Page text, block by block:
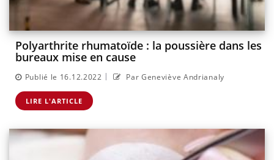
Polyarthrite rhumatoïde : la poussière dans les
bureaux mise en cause
Publié le 16.12.2022 | Par Geneviève Andrianaly
LIRE L'ARTICLE